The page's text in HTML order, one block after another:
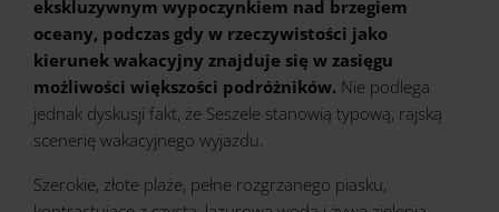
ekskluzywnym wypoczynkiem nad brzegiem
oceany, podczas gdy w rzeczywistości jako
kierunek wakacyjny znajduje się w zasięgu
możliwości większości podróżników. Nie podlega
jednak dyskusji fakt, że Seszele stanowią typową, rajską
scenerię wakacyjnego wyjazdu.
Szerokie, złote plaże, pełne rozgrzanego piasku,